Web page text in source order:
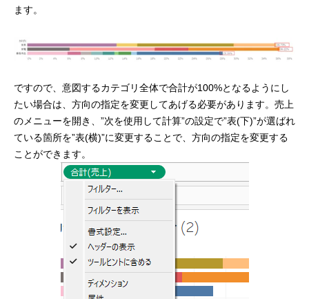
ます。
ですので、意図するカテゴリ全体で合計が100%となるようにし
たい場合は、方向の指定を変更してあげる必要があります。売上
のメニューを開き、”次を使用して計算”の設定で”表(下)”が選ばれ
ている箇所を”表(横)”に変更することで、方向の指定を変更する
ことができます。